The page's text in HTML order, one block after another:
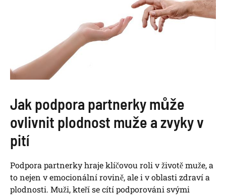
Jak podpora partnerky může
ovlivnit plodnost muže a zvyky v
pití
Podpora partnerky hraje klíčovou roli v životě muže, a
to nejen v emocionální rovině, ale i v oblasti zdraví a
plodnosti. Muži, kteří se cítí podporováni svými